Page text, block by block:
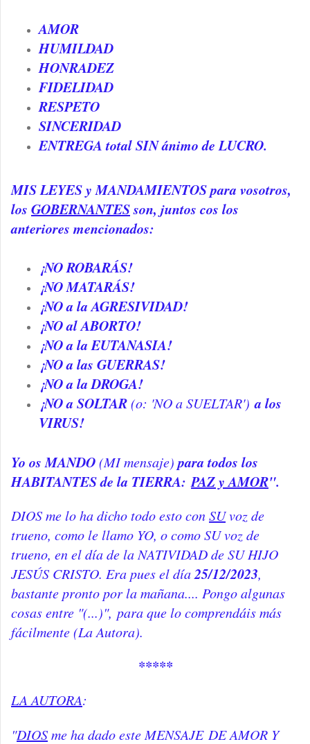
AMOR
HUMILDAD
HONRADEZ
FIDELIDAD
RESPETO
SINCERIDAD
ENTREGA total SIN ánimo de LUCRO.
MIS LEYES y MANDAMIENTOS para vosotros,
los GOBERNANTESson, juntos cos los
anteriores mencionados:
¡NO ROBARÁS!
¡NO MATARÁS!
¡NO a la AGRESIVIDAD!
¡NO al ABORTO!
¡NO a la EUTANASIA!
¡NO a las GUERRAS!
¡NO a la DROGA!
¡NO a SOLTAR(o: 'NO a SUELTAR') a los
VIRUS!
Yo os MANDO(MI mensaje) para todos los
HABITANTES de la TIERRA:PAZ y AMOR".
DIOS me lo ha dicho todo esto conSUvoz de
trueno, como le llamo YO, o como SU voz de
trueno, en el día de la NATIVIDAD de SU HIJO
JESÚS CRISTO. Era pues el día25/12/2023,
bastante pronto por la mañana.... Pongo algunas
cosas entre "(...)", para que lo comprendáis más
fácilmente (La Autora).
*****
LA AUTORA:
"DIOSme ha dado este MENSAJE DE AMOR Y